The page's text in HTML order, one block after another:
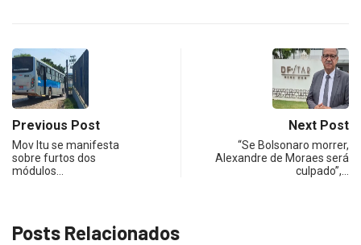
Previous Post
Mov Itu se manifesta
sobre furtos dos
módulos…
Next Post
“Se Bolsonaro morrer,
Alexandre de Moraes será
culpado”,…
Posts Relacionados